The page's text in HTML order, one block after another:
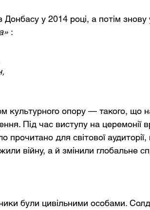
у 2014 році, а потім знову
:
культурного опору — такого, що
Під час виступу на церемонії
прочитано для світової
війну, а й змінили глобальне
були цивільними особами.